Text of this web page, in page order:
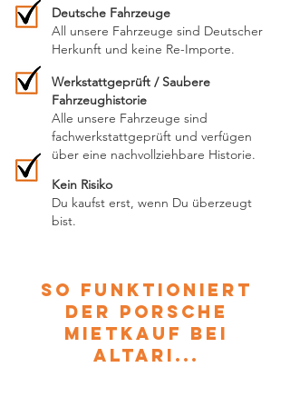
Deutsche Fahrzeuge
All unsere Fahrzeuge sind Deutscher
Herkunft und keine Re-Importe.
Werkstattgeprüft / Saubere
Fahrzeughistorie
Alle unsere Fahrzeuge sind
fachwerkstattgeprüft und verfügen
über eine nachvollziehbare Historie.
Kein Risiko
Du kaufst erst, wenn Du überzeugt
bist.
So funktioniert
der Porsche
Mietkauf bei
altari...